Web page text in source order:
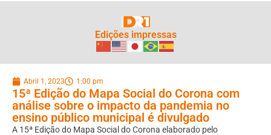
Edições impressas
Abril 1, 2023 1:00 pm
15ª Edição do Mapa Social do Corona com
análise sobre o impacto da pandemia no
ensino público municipal é divulgado
A 15ª Edição do Mapa Social do Corona elaborado pelo